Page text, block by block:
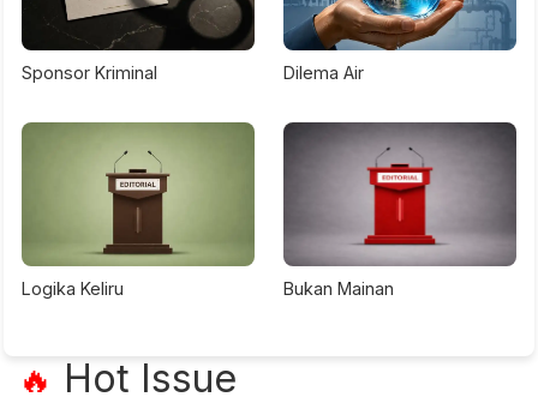
Sponsor Kriminal Dilema Air
Logika Keliru Bukan Mainan
🔥 Hot Issue